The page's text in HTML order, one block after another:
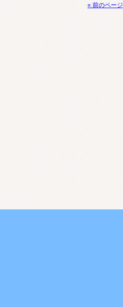
« 前のページ